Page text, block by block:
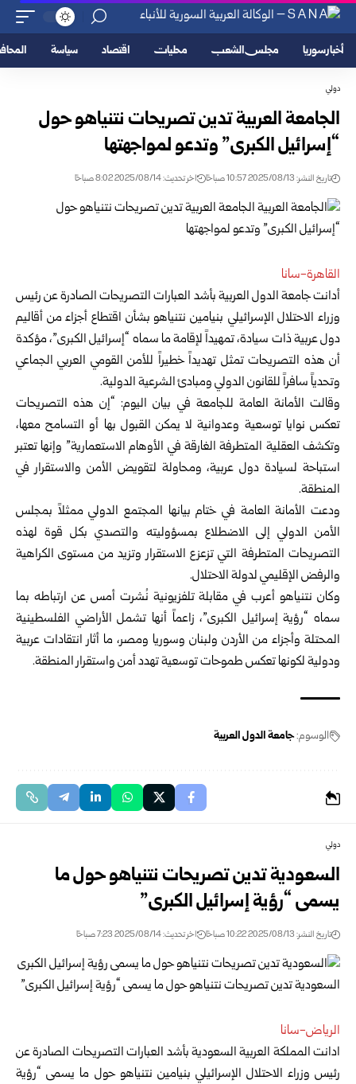
أخبار سوريا مجلس الشعب محليات اقتصاد سياسة
دولي
الجامعة العربية تدين تصريحات نتنياهو حول
“إسرائيل الكبرى” وتدعو لمواجهتها
تاريخ النشر: 2025/08/13 10:57 صباحًا اخر تحديث: 2025/08/14 8:02 صباحًا
القاهرة-سانا
أدانت جامعة الدول العربية بأشد العبارات التصريحات الصادرة عن رئيس
وزراء الاحتلال الإسرائيلي بنيامين نتنياهو بشأن اقتطاع أجزاء من أقاليم
دول عربية ذات سيادة، تمهيداً لإقامة ما سماه “إسرائيل الكبرى”، مؤكدة
أن هذه التصريحات تمثل تهديداً خطيراً للأمن القومي العربي الجماعي
وتحدياً سافراً للقانون الدولي ومبادئ الشرعية الدولية.
وقالت الأمانة العامة للجامعة في بيان اليوم: “إن هذه التصريحات
تعكس نوايا توسعية وعدوانية لا يمكن القبول بها أو التسامح معها،
وتكشف العقلية المتطرفة الغارقة في الأوهام الاستعمارية” وإنها تعتبر
استباحة لسيادة دول عربية، ومحاولة لتقويض الأمن والاستقرار في
المنطقة.
ودعت الأمانة العامة في ختام بيانها المجتمع الدولي ممثلاً بمجلس
الأمن الدولي إلى الاضطلاع بمسؤوليته والتصدي بكل قوة لهذه
التصريحات المتطرفة التي تزعزع الاستقرار وتزيد من مستوى الكراهية
والرفض الإقليمي لدولة الاحتلال.
وكان نتنياهو أعرب في مقابلة تلفزيونية نُشرت أمس عن ارتباطه بما
سماه “رؤية إسرائيل الكبرى”، زاعماً أنها تشمل الأراضي الفلسطينية
المحتلة وأجزاء من الأردن ولبنان وسوريا ومصر، ما أثار انتقادات عربية
ودولية لكونها تعكس طموحات توسعية تهدد أمن واستقرار المنطقة.
الوسوم:جامعة الدول العربية
دولي
السعودية تدين تصريحات نتنياهو حول ما
يسمى “رؤية إسرائيل الكبرى”
تاريخ النشر: 2025/08/13 10:22 صباحًا اخر تحديث: 2025/08/14 7:23 صباحًا
الرياض-سانا
ادانت المملكة العربية السعودية بأشد العبارات التصريحات الصادرة عن
رئيس وزراء الاحتلال الإسرائيلي بنيامين نتنياهو حول ما يسمى “رؤية